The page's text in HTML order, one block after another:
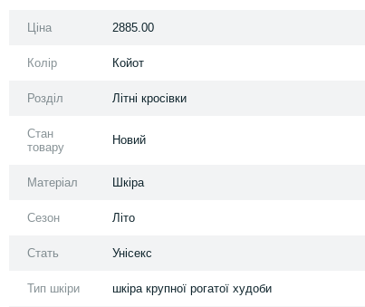
Ціна 2885.00
Колір Койот
Розділ Літні кросівки
Стан
товару
Новий
Матеріал Шкіра
Сезон Літо
Стать Унісекс
Тип шкіри шкіра крупної рогатої худоби